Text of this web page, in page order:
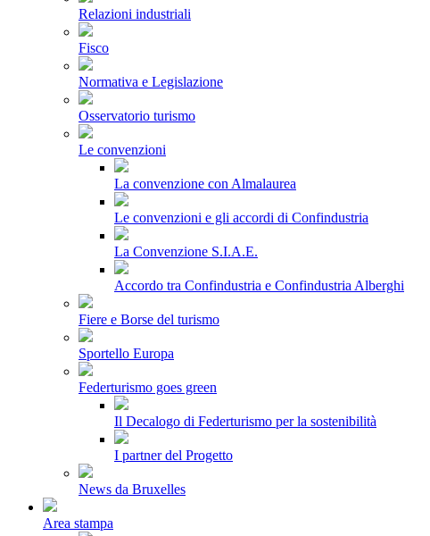
Relazioni industriali
Fisco
Normativa e Legislazione
Osservatorio turismo
Le convenzioni
La convenzione con Almalaurea
Le convenzioni e gli accordi di Confindustria
La Convenzione S.I.A.E.
Accordo tra Confindustria e Confindustria Alberghi
Fiere e Borse del turismo
Sportello Europa
Federturismo goes green
Il Decalogo di Federturismo per la sostenibilità
I partner del Progetto
News da Bruxelles
Area stampa